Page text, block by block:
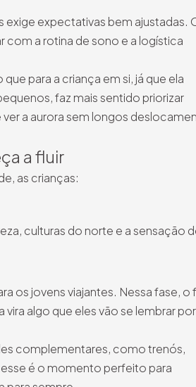
exige expectativas bem ajustadas.
com a rotina de sono e a logística
para a criança em si, já que ela
faz mais sentido priorizar
a aurora sem longos
a fluir
as crianças:
culturas do norte e a sensação
os jovens viajantes. Nessa fase, o
algo que eles vão se lembrar por
complementares, como trenós,
é o momento perfeito para